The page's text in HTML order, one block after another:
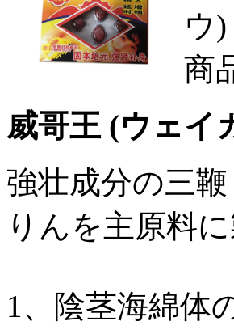
ウ
商
威哥王 (ウェイ
強壮成分の三
りんを主原料
1、陰茎海綿体